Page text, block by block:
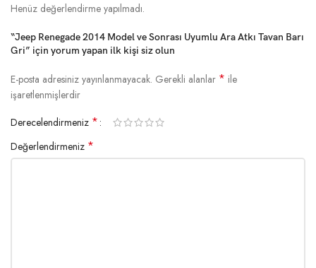
Henüz değerlendirme yapılmadı.
“Jeep Renegade 2014 Model ve Sonrası Uyumlu Ara Atkı Tavan Barı
Gri” için yorum yapan ilk kişi siz olun
E-posta adresiniz yayınlanmayacak. Gerekli alanlar * ile
işaretlenmişlerdir
Derecelendirmeniz *
Değerlendirmeniz *